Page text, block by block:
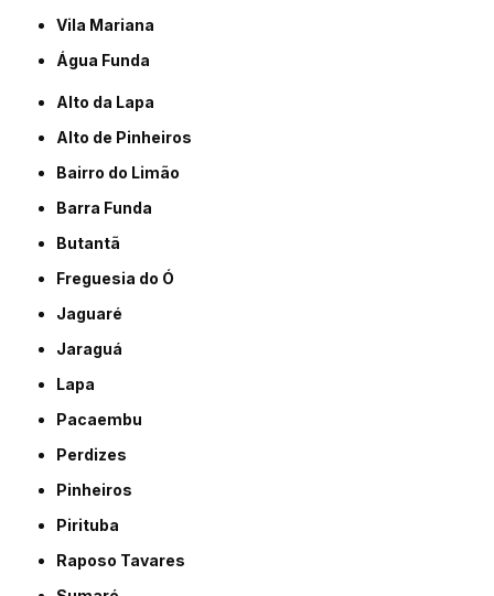
Vila Mariana
Água Funda
Alto da Lapa
Alto de Pinheiros
Bairro do Limão
Barra Funda
Butantã
Freguesia do Ó
Jaguaré
Jaraguá
Lapa
Pacaembu
Perdizes
Pinheiros
Pirituba
Raposo Tavares